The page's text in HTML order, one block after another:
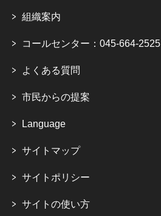
組織案内
コールセンター：045-664-2525
よくある質問
市民からの提案
Language
サイトマップ
サイトポリシー
サイトの使い方